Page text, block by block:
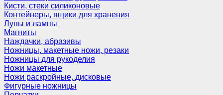
Кисти, стеки силиконовые
Контейнеры, ящики для хранения
Лупы и лампы
Магниты
Наждачки, абразивы
Ножницы, макетные ножи, резаки
Ножницы для рукоделия
Ножи макетные
Ножи раскройные, дисковые
Фигурные ножницы